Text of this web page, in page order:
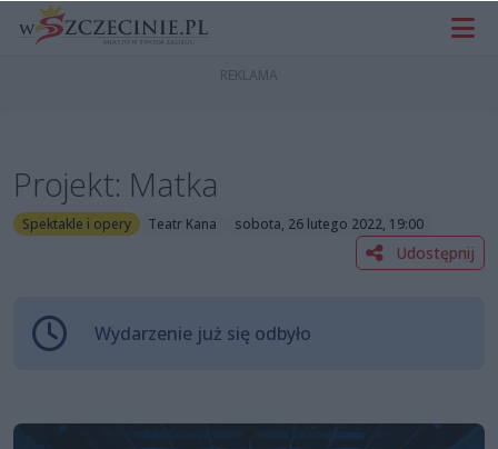
Projekt: Matka
Spektakle i opery Teatr Kana sobota, 26 lutego 2022, 19:00
Udostępnij
Wydarzenie już się odbyło